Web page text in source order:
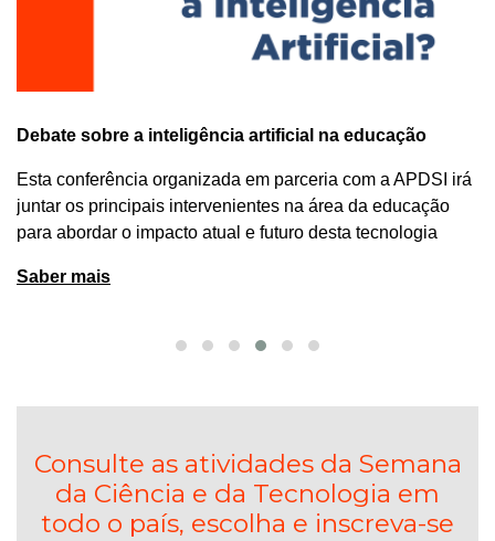
Debate sobre a inteligência artificial na educação
Esta conferência organizada em parceria com a APDSI irá
juntar os principais intervenientes na área da educação
para abordar o impacto atual e futuro desta tecnologia
Saber mais
Consulte as atividades da Semana
da Ciência e da Tecnologia em
todo o país, escolha e inscreva-se